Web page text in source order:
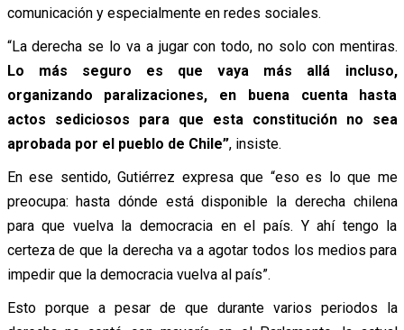
comunicación y especialmente en redes sociales.
“La derecha se lo va a jugar con todo, no solo con mentiras.
Lo más seguro es que vaya más allá incluso,
organizando paralizaciones, en buena cuenta hasta
actos sediciosos para que esta constitución no sea
aprobada por el pueblo de Chile”, insiste.
En ese sentido, Gutiérrez expresa que “eso es lo que me
preocupa: hasta dónde está disponible la derecha chilena
para que vuelva la democracia en el país. Y ahí tengo la
certeza de que la derecha va a agotar todos los medios para
impedir que la democracia vuelva al país”.
Esto porque a pesar de que durante varios periodos la